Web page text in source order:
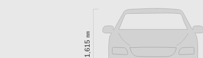
1,615 ㎜